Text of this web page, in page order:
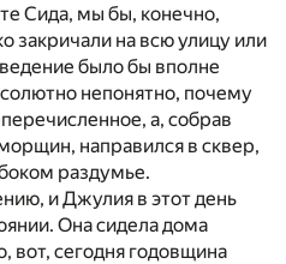
Сида, мы бы, конечно,
закричали на всю улицу или
было бы вполне
непонятно, почему
а, собрав
направился в сквер,
раздумье.
и Джулия в этот день
Она сидела дома
вот, сегодня годовщина